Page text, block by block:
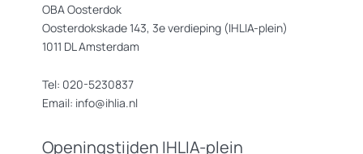
OBA Oosterdok
Oosterdokskade 143, 3e verdieping (IHLIA-plein)
1011 DL Amsterdam
Tel: 020-5230837
Email: info@ihlia.nl
Openingstijden IHLIA-plein